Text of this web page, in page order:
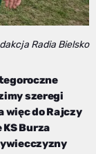
Radia Bielsko
szeregi
więc do Rajczy
Burza